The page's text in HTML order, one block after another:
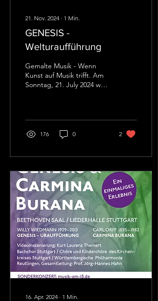
21. Nov. 2024 ∙ 1 Min.
GENESIS -
Welturaufführung
Gemalte Musik - Wenn
Kunst auf Musik trifft. Am
Sonntag, 21. July 2024 war
176 0 2
16. Apr. 2024 ∙ 1 Min.